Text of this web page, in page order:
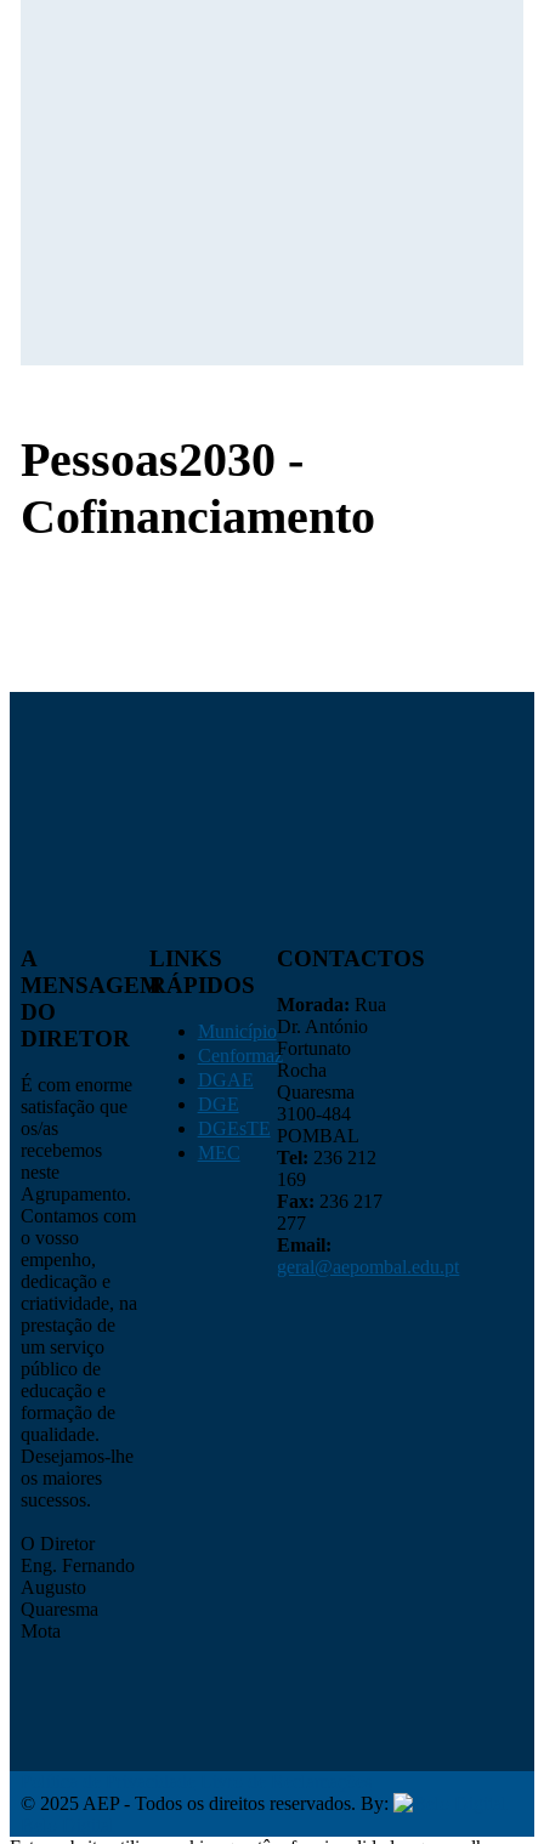
Pessoas2030 -
Cofinanciamento
A
MENSAGEM
DO
DIRETOR
É com enorme
satisfação que
os/as
recebemos
neste
Agrupamento.
Contamos com
o vosso
empenho,
dedicação e
criatividade, na
prestação de
um serviço
público de
educação e
formação de
qualidade.
Desejamos-lhe
os maiores
sucessos.
O Diretor
Eng. Fernando
Augusto
Quaresma
Mota
LINKS
RÁPIDOS
Município
Cenformaz
DGAE
DGE
DGEsTE
MEC
CONTACTOS
Morada: Rua
Dr. António
Fortunato
Rocha
Quaresma
3100-484
POMBAL
Tel: 236 212
169
Fax: 236 217
277
Email:
geral@aepombal.edu.pt
© 2025 AEP - Todos os direitos reservados. By: